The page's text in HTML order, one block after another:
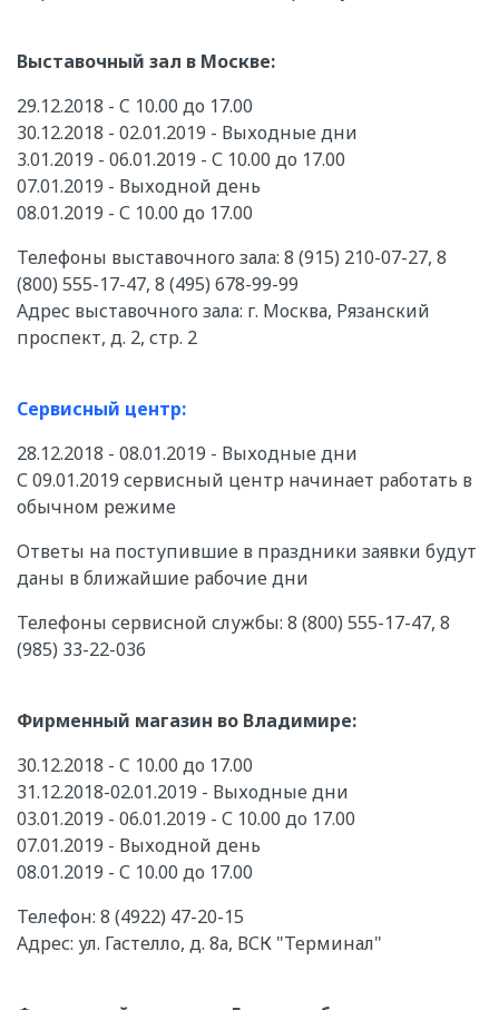
Выставочный зал в Москве:
29.12.2018 - C 10.00 до 17.00
30.12.2018 - 02.01.2019 - Выходные дни
3.01.2019 - 06.01.2019 - С 10.00 до 17.00
07.01.2019 - Выходной день
08.01.2019 - С 10.00 до 17.00
Телефоны выставочного зала: 8 (915) 210-07-27, 8
(800) 555-17-47, 8 (495) 678-99-99
Адрес выставочного зала: г. Москва, Рязанский
проспект, д. 2, стр. 2
Сервисный центр:
28.12.2018 - 08.01.2019 - Выходные дни
С 09.01.2019 сервисный центр начинает работать в
обычном режиме
Ответы на поступившие в праздники заявки будут
даны в ближайшие рабочие дни
Телефоны сервисной службы: 8 (800) 555-17-47, 8
(985) 33-22-036
Фирменный магазин во Владимире:
30.12.2018 - C 10.00 до 17.00
31.12.2018-02.01.2019 - Выходные дни
03.01.2019 - 06.01.2019 - С 10.00 до 17.00
07.01.2019 - Выходной день
08.01.2019 - С 10.00 до 17.00
Телефон: 8 (4922) 47-20-15
Адрес: ул. Гастелло, д. 8а, ВСК "Терминал"